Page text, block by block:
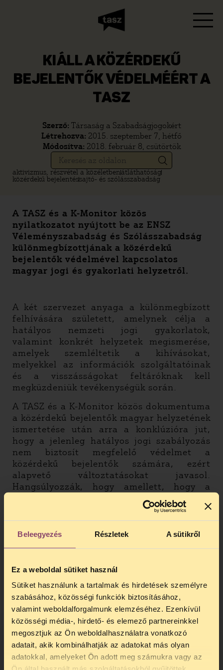
Beleegyezés Részletek A sütikről
Ez a weboldal sütiket használ
Sütiket használunk a tartalmak és hirdetések személyre
szabásához, közösségi funkciók biztosításához,
valamint weboldalforgalmunk elemzéséhez. Ezenkívül
közösségi média-, hirdető- és elemező partnereinkkel
megosztjuk az Ön weboldalhasználatra vonatkozó
adatait, akik kombinálhatják az adatokat más olyan
adatokkal, amelyeket Ön adott meg számukra vagy az
KIÁLL A KÖZÉRDEKŰ
BEJELENTŐK VÉDELMÉÉRT A
TASZ
Szerző: Társaság a Szabadságjogokért
Létrehozva: 2015. szeptember 7, hétfő
Módosítva: 2018. február 8, csütörtök
aktivizmus, részvétel a közéletbenátláthatóság
közérdekű bejelentéssajtó- és szólásszabadság
A TASZ és a K-Monitor közös
nyilatkozatot nyújtott be az ENSZ
Véleményszabadság és Szólásszabadság
különmegbízottjának a közérdekű
bejelentők védelmével kapcsolatos
magyar jogi és gyakorlati helyzetről.
A két szervezet anyaga a különmegbízott
felhívására született, amelynek célja a
hatályos nemzeti jogi gyakorlatok,
valamint konkrét helyzetek megismerése,
amelyek szemléltetik a kihívásokat,
melyekkel az információk szolgáltatóinak
és a visszásságokat feltáróknak kell
megküzdeniük tevékenységük során.
A TASZ és a K-Monitor közös dokumentuma
a közérdekű bejelentők magyar helyzetének
ismertetése után arra a konklúzióra jut,
hogy a jelenleg hatályos jogi szabályozás
nem biztosít megfelelő védelmet a
közérdekű bejelentők számára, ezért
alapvető változtatásokat javasol.
Hangsúlyozzák, hogy amellett, hogy a
szervezetek szerint a névtelen
bejelentéseket nem ösztönzi kellőképpen, a
szabályozás nem teremti meg a kellő
garanciáit a bejelentések elfogulatlan,
védelmének hiányára is kitér az elemzés:
védelmét, akik információikat közvetlenül
a nyilvánosság elé szeretnék tárni,
valamint a bejelentők hozzátartozóinak
védelme sem megoldott. Komoly
hiányosság továbbá, hogy nincs
megfelelően szabályozott jogorvoslati
rendszer sem a közérdekű bejelentők
TELEFONOS JOGSEGÉLY